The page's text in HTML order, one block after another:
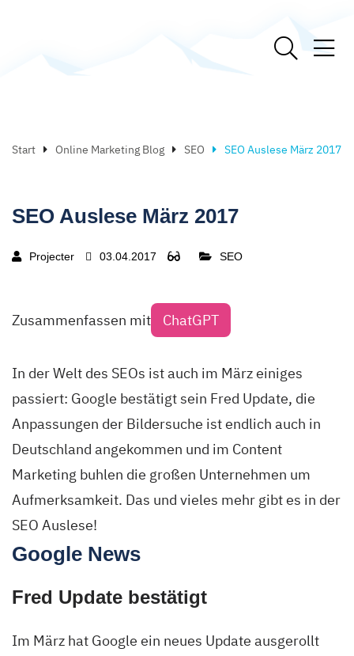
Start Online Marketing Blog SEO SEO Auslese März 2017
SEO Auslese März 2017
Projecter 03.04.2017 SEO
Zusammenfassen mit ChatGPT
In der Welt des SEOs ist auch im März einiges
passiert: Google bestätigt sein Fred Update, die
Anpassungen der Bildersuche ist endlich auch in
Deutschland angekommen und im Content
Marketing buhlen die großen Unternehmen um
Aufmerksamkeit. Das und vieles mehr gibt es in der
SEO Auslese!
Google News
Fred Update bestätigt
Im März hat Google ein neues Update ausgerollt